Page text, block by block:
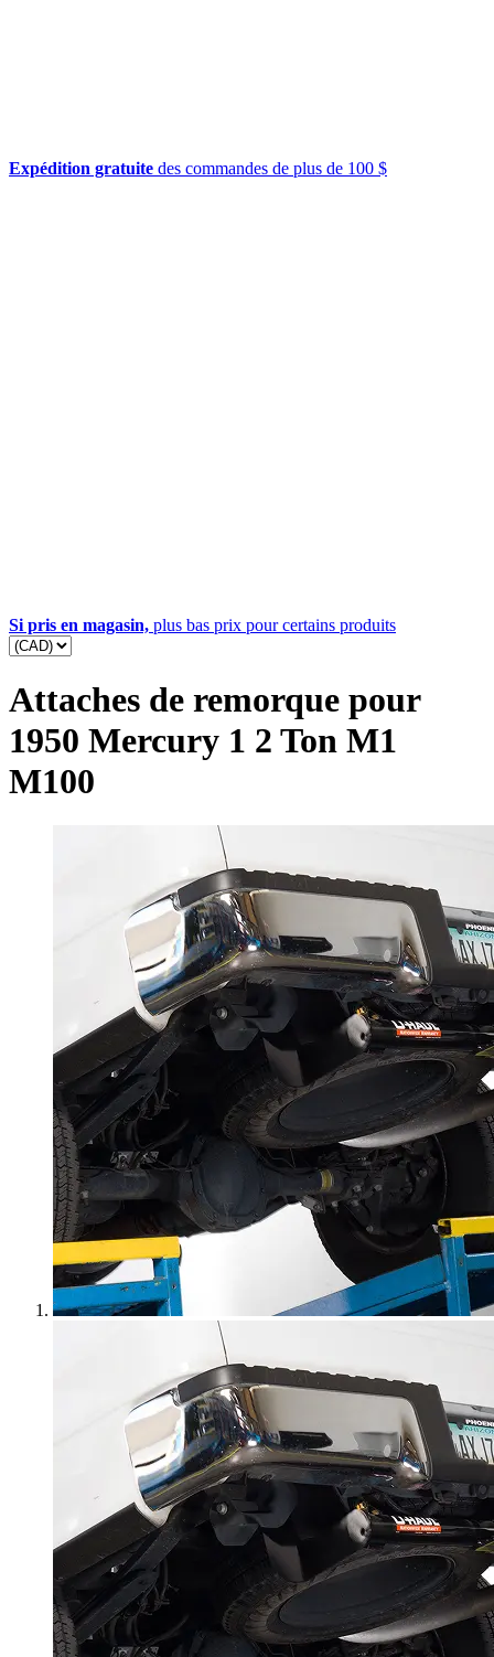
Expédition gratuite des commandes de plus de 100 $
Si pris en magasin, plus bas prix pour certains produits
Attaches de remorque pour
1950 Mercury 1 2 Ton M1
M100